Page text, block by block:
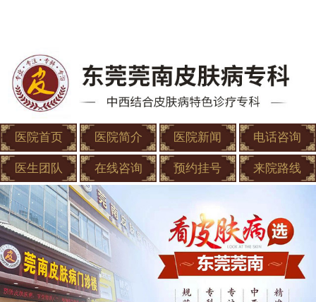
医院首页 医院简介 医院新闻 电话咨询
医生团队 在线咨询 预约挂号 来院路线